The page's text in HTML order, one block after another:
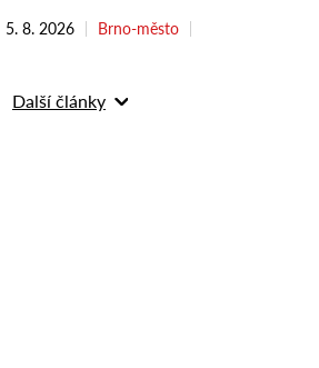
5. 8. 2026 Brno-město
Další články